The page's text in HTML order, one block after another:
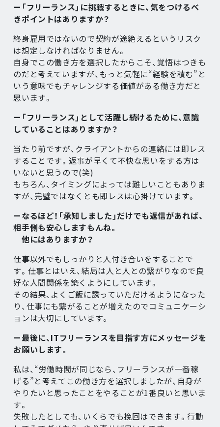
ー「フリーランス」に挑戦するときに、気をつけるべ
きポイントはありますか？
終身雇用ではないので契約が途絶えるというリスク
は想定しなければなりません。
自身でこの働き方を選択したからこそ、覚悟はつきも
のだと考えていますが、もっと気軽に“経験を積む”と
いう意味でもチャレンジする価値がある働き方だと
思います。
ー「フリーランス」として活躍し続けるために、意識
していることはありますか？
当たり前ですが、クライアントからの連絡には即レス
することです。返事が早くて不快な思いをする方は
いないと思うので(笑)
もちろん、タイミングによっては難しいこともありま
すが、完璧ではなくとも即レスは心掛けています。
ーなるほど！「承知しました」だけでも返信があれば、
相手側も安心しますもんね。
他にはありますか？
仕事以外でもしっかりと人付き合いをすることで
す。仕事とはいえ、結局は人と人との繋がりなので良
好な人間関係を築くようにしています。
その結果、よくご飯に誘っていただけるようになった
り、仕事にも繋がることが増えたのでコミュニケーシ
ョンは大切にしています。
ー最後に、ITフリーランスを目指す方にメッセージを
お願いします。
私は、“労働時間が同じなら、フリーランスが一番稼
げる”と考えてこの働き方を選択しましたが、自身が
やりたいと思ったことをやることが1番良いと思いま
す。
失敗したとしても、いくらでも挽回はできます。行動